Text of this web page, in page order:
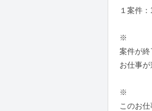
１案件
※
案件が終
お仕事が
※
このお仕